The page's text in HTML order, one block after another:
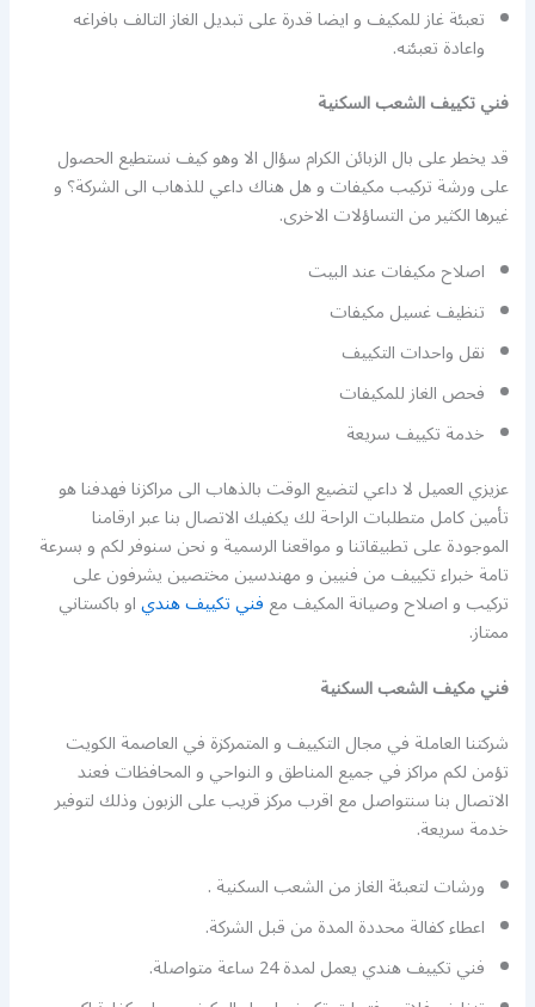
تعبئة غاز للمكيف و ايضا قدرة على تبديل الغاز التالف بافراغه
واعادة تعبئته.
فني تكييف الشعب السكنية
قد يخطر على بال الزبائن الكرام سؤال الا وهو كيف نستطيع الحصول
على ورشة تركيب مكيفات و هل هناك داعي للذهاب الى الشركة؟ و
غيرها الكثير من التساؤلات الاخرى.
اصلاح مكيفات عند البيت
تنظيف غسيل مكيفات
نقل واحدات التكييف
فحص الغاز للمكيفات
خدمة تكييف سريعة
عزيزي العميل لا داعي لتضيع الوقت بالذهاب الى مراكزنا فهدفنا هو
تأمين كامل متطلبات الراحة لك يكفيك الاتصال بنا عبر ارقامنا
الموجودة على تطبيقاتنا و مواقعنا الرسمية و نحن سنوفر لكم و بسرعة
تامة خبراء تكييف من فنيين و مهندسين مختصين يشرفون على
تركيب و اصلاح وصيانة المكيف معفني تكييف هندياو باكستاني
ممتاز.
فني مكيف الشعب السكنية
شركتنا العاملة في مجال التكييف و المتمركزة في العاصمة الكويت
تؤمن لكم مراكز في جميع المناطق و النواحي و المحافظات فعند
الاتصال بنا سنتواصل مع اقرب مركز قريب على الزبون وذلك لتوفير
خدمة سريعة.
ورشات لتعبئة الغاز من الشعب السكنية .
اعطاء كفالة محددة المدة من قبل الشركة.
فني تكييف هندي يعمل لمدة 24 ساعة متواصلة.